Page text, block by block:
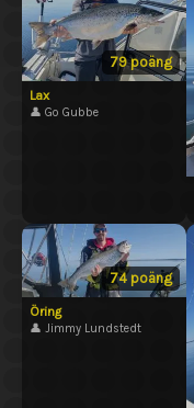
79 poäng
Lax
👤 Go Gubbe
74 poäng
Öring
👤 Jimmy Lundstedt